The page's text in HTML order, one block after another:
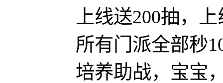
上线送200抽，
所有门派全部秒
培养助战，宝宝